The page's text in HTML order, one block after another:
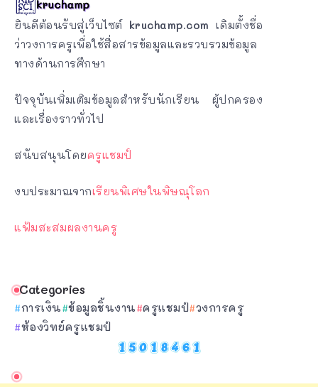
ยินดีต้อนรับสู่เว็บไซต์ kruchamp.com เดิมตั้งชื่อ
ว่าวงการครูเพื่อใช้สื่อสารข้อมูลและรวบรวมข้อมูล
ทางด้านการศึกษา
ปัจจุบันเพิ่มเติมข้อมูลสำหรับนักเรียน ผู้ปกครอง
และเรื่องราวทั่วไป
สนับสนุนโดยครูแชมป์
งบประมาณจากเรียนพิเศษในพิษณุโลก
แฟ้มสะสมผลงานครู
Categories
การเงิน ข้อมูลชิ้นงาน ครูแชมป์ วงการครู
ห้องวิทย์ครูแชมป์